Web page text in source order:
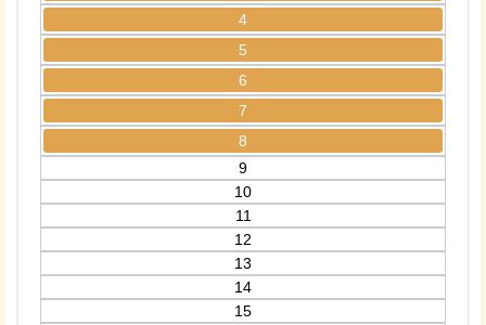
4
5
6
7
8
9
10
11
12
13
14
15